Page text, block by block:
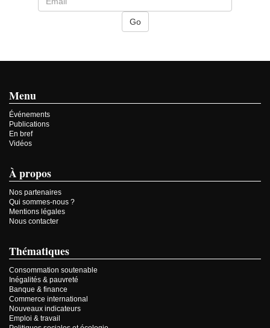
Menu
Événements
Publications
En bref
Vidéos
À propos
Nos partenaires
Qui sommes-nous ?
Mentions légales
Nous contacter
Thématiques
Consommation soutenable
Inégalités & pauvreté
Banque & finance
Commerce international
Nouveaux indicateurs
Emploi & travail